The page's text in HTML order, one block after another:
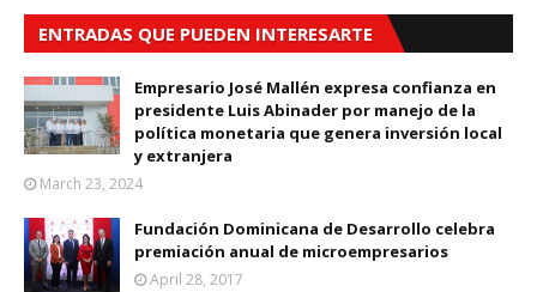
ENTRADAS QUE PUEDEN INTERESARTE
Empresario José Mallén expresa confianza en
presidente Luis Abinader por manejo de la
política monetaria que genera inversión local
y extranjera
March 23, 2024
Fundación Dominicana de Desarrollo celebra
premiación anual de microempresarios
April 28, 2017